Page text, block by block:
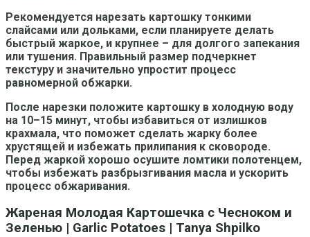
Рекомендуется нарезать картошку тонкими
слайсами или дольками, если планируете делать
быстрый жаркое, и крупнее – для долгого запекания
или тушения. Правильный размер подчеркнет
текстуру и значительно упростит процесс
равномерной обжарки.
После нарезки положите картошку в холодную воду
на 10–15 минут, чтобы избавиться от излишков
крахмала, что поможет сделать жарку более
хрустящей и избежать прилипания к сковороде.
Перед жаркой хорошо осушите ломтики полотенцем,
чтобы избежать разбрызгивания масла и ускорить
процесс обжаривания.
Жареная Молодая Картошечка с Чесноком и
Зеленью | Garlic Potatoes | Tanya Shpilko